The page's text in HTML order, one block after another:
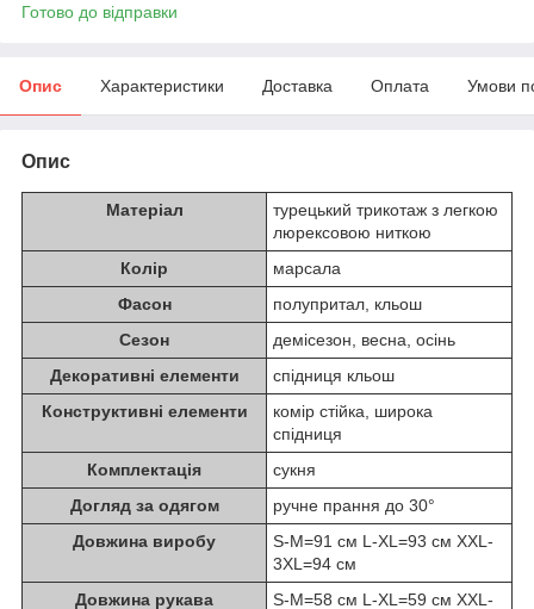
Готово до відправки
Опис Характеристики Доставка Оплата Умови
Опис
Матеріал
турецький трикотаж з легкою
люрексовою ниткою
Колір
марсала
Фасон
полупритал, кльош
Сезон
демісезон, весна, осінь
Декоративні елементи
спідниця кльош
Конструктивні елементи
комір стійка, широка
спідниця
Комплектація
сукня
Догляд за одягом
ручне прання до 30°
Довжина виробу
S-M=91 см L-XL=93 см XXL-
3XL=94 см
Довжина рукава
S-M=58 см L-XL=59 см XXL-